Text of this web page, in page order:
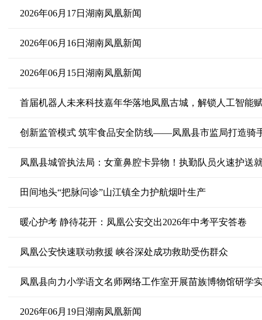
2026年06月17日湖南凤凰新闻
2026年06月16日湖南凤凰新闻
2026年06月15日湖南凤凰新闻
首届机器人未来科技嘉年华落地凤凰古城，解锁人工智能
创新监管模式 筑牢食品安全防线——凤凰县市监局打造骑
凤凰县城管执法局：女童鼻腔卡异物！执勤队员火速护送
田间地头“把脉问诊”山江镇全力护航烟叶生产
暖心护考 静待花开：凤凰公安交出2026年中考平安答卷
凤凰公安快速联动救援 峡谷深处成功救助受伤群众
凤凰县向力小学语文名师网络工作室开展苗族博物馆研学
2026年06月19日湖南凤凰新闻